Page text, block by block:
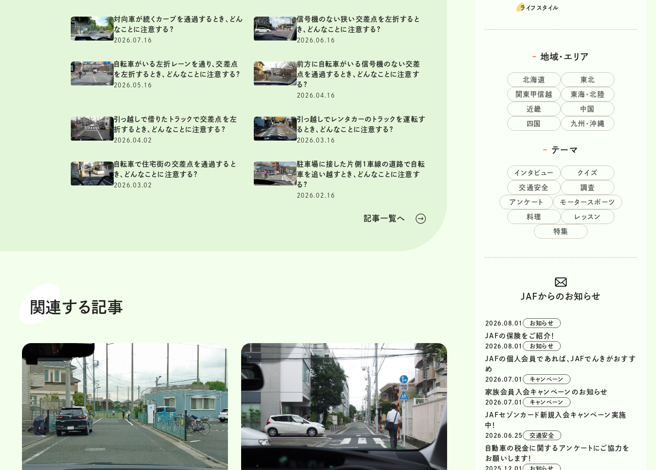
対向車が続くカーブを通過するとき、どん
なことに注意する?
2026.07.16
信号機のない狭い交差点を左折すると
き、どんなことに注意する?
2026.06.16
自転車がいる左折レーンを通り、交差点
を左折するとき、どんなことに注意する?
2026.05.16
前方に自転車がいる信号機のない交差
点を通過するとき、どんなことに注意す
る?
2026.04.16
引っ越しで借りたトラックで交差点を左
折するとき、どんなことに注意する?
2026.04.02
引っ越しでレンタカーのトラックを運転す
るとき、どんなことに注意する?
2026.03.16
自転車で住宅街の交差点を通過すると
き、どんなことに注意する?
2026.03.02
駐車場に接した片側1車線の道路で自転
車を追い越すとき、どんなことに注意す
る?
2026.02.16
記事一覧へ
関連する記事
ライフスタイル
地域・エリア
北海道 東北
関東甲信越 東海・北陸
近畿 中国
四国 九州・沖縄
テーマ
インタビュー クイズ
交通安全 調査
アンケート モータースポーツ
料理 レッスン
特集
JAFからのお知らせ
2026.08.01 お知らせ
JAFの保険をご紹介！
2026.08.01 お知らせ
JAFの個人会員であれば、JAFでんきがおすす
め
2026.07.01 キャンペーン
家族会員入会キャンペーンのお知らせ
2026.07.01 キャンペーン
JAFセゾンカード新規入会キャンペーン実施
中！
2026.06.25 交通安全
自動車の税金に関するアンケートにご協力を
お願いします！
2025.12.01 お知らせ